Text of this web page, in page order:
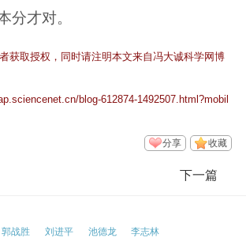
分才对。
获取授权，同时请注明本文来自冯大诚科学网博
blog-612874-1492507.html?mobil
收藏
分享
下一篇
郭战胜 刘进平 池德龙
李志林